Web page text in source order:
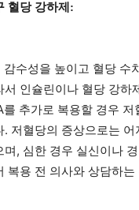
혈당 강하제:
수성을 높이고 혈당 수
서 인슐린이나 혈당 강하
를 추가로 복용할 경우
. 저혈당의 증상으로는
며, 심한 경우 실신이나
복용 전 의사와 상담하